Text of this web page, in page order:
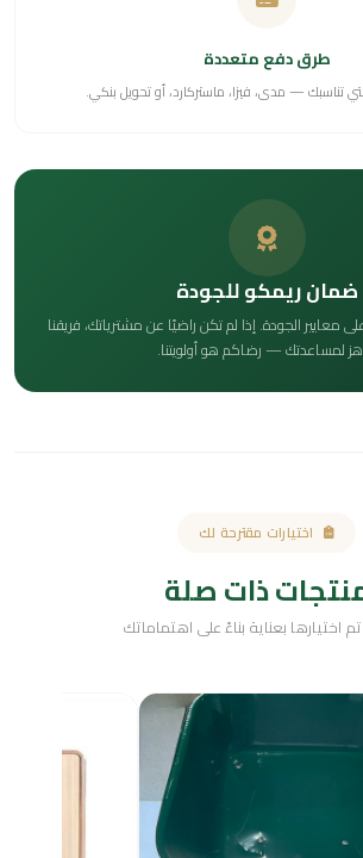
طرق دفع متعددة
تناسبك — مدى، فيزا، ماستركارد، أو تحويل بنكي.
ضمان ريمكو للجودة
معايير الجودة. إذا لم تكن راضيًا عن مشترياتك، فريقنا
لمساعدتك — رضاكم هو أولويتنا.
اختيارات مقترحة لك
ذات صلة
اختيارها بعناية بناءً على اهتماماتك